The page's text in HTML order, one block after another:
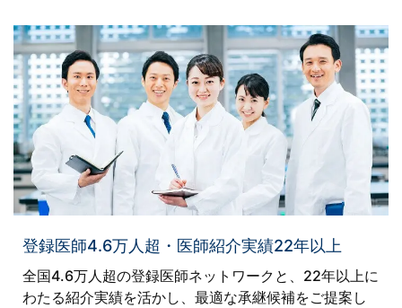
登録医師4.6万人超・医師紹介実績22年以上
全国4.6万人超の登録医師ネットワークと、22年以上に
わたる紹介実績を活かし、最適な承継候補をご提案し